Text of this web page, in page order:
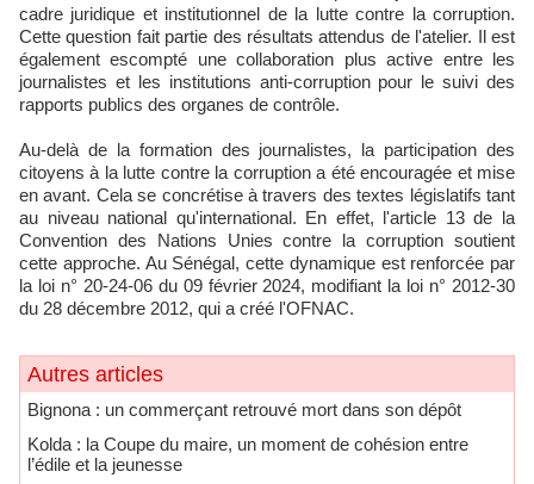
cadre juridique et institutionnel de la lutte contre la corruption.
Cette question fait partie des résultats attendus de l'atelier. Il est
également escompté une collaboration plus active entre les
journalistes et les institutions anti-corruption pour le suivi des
rapports publics des organes de contrôle.
Au-delà de la formation des journalistes, la participation des
citoyens à la lutte contre la corruption a été encouragée et mise
en avant. Cela se concrétise à travers des textes législatifs tant
au niveau national qu'international. En effet, l'article 13 de la
Convention des Nations Unies contre la corruption soutient
cette approche. Au Sénégal, cette dynamique est renforcée par
la loi n° 20-24-06 du 09 février 2024, modifiant la loi n° 2012-30
du 28 décembre 2012, qui a créé l'OFNAC.
Autres articles
Bignona : un commerçant retrouvé mort dans son dépôt
Kolda : la Coupe du maire, un moment de cohésion entre
l’édile et la jeunesse